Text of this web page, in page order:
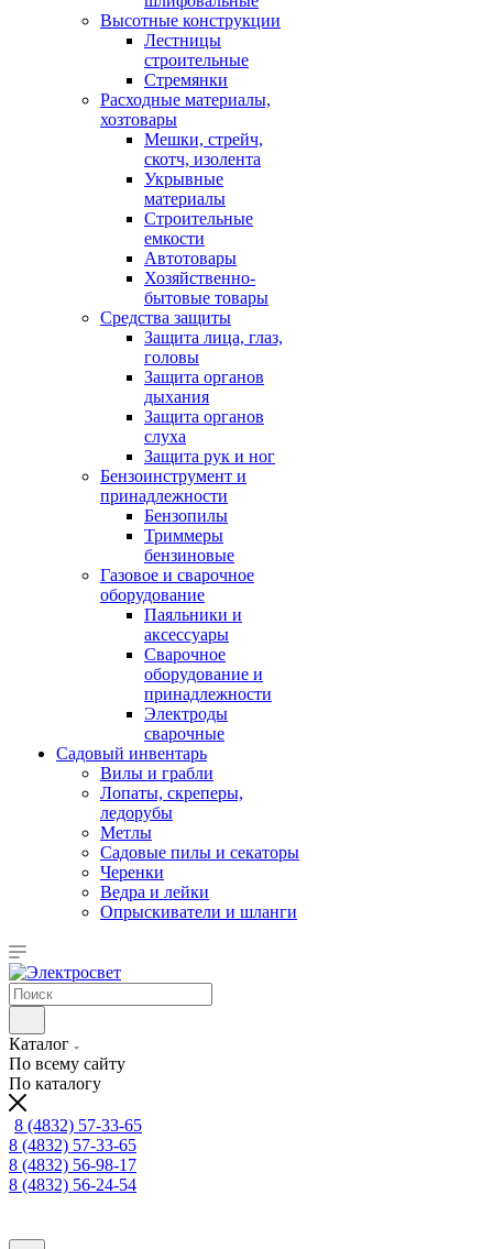
Высотные конструкции
Лестницы
строительные
Стремянки
Расходные материалы,
хозтовары
Мешки, стрейч,
скотч, изолента
Укрывные
материалы
Строительные
емкости
Автотовары
Хозяйственно-
бытовые товары
Средства защиты
Защита лица, глаз,
головы
Защита органов
дыхания
Защита органов
слуха
Защита рук и ног
Бензоинструмент и
принадлежности
Бензопилы
Триммеры
бензиновые
Газовое и сварочное
оборудование
Паяльники и
аксессуары
Сварочное
оборудование и
принадлежности
Электроды
сварочные
Садовый инвентарь
Вилы и грабли
Лопаты, скреперы,
ледорубы
Метлы
Садовые пилы и секаторы
Черенки
Ведра и лейки
Опрыскиватели и шланги
Каталог
По всему сайту
По каталогу
8 (4832) 57-33-65
8 (4832) 57-33-65
8 (4832) 56-98-17
8 (4832) 56-24-54